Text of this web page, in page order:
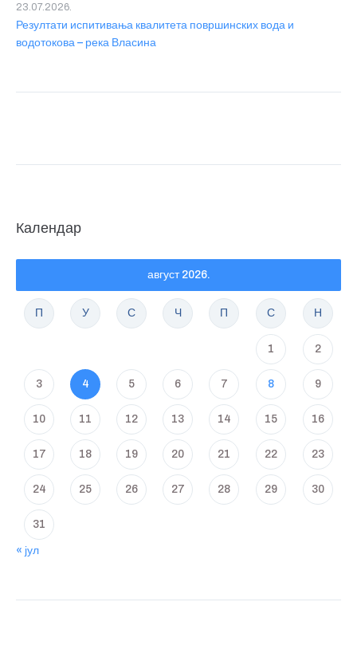
Резултати испитивања квалитета површинских вода и
водотокова – река Власина
23.07.2026.
Календар
август 2026.
П У С Ч П С Н
1 2
3 4 5 6 7 8 9
10 11 12 13 14 15 16
17 18 19 20 21 22 23
24 25 26 27 28 29 30
31
« јул